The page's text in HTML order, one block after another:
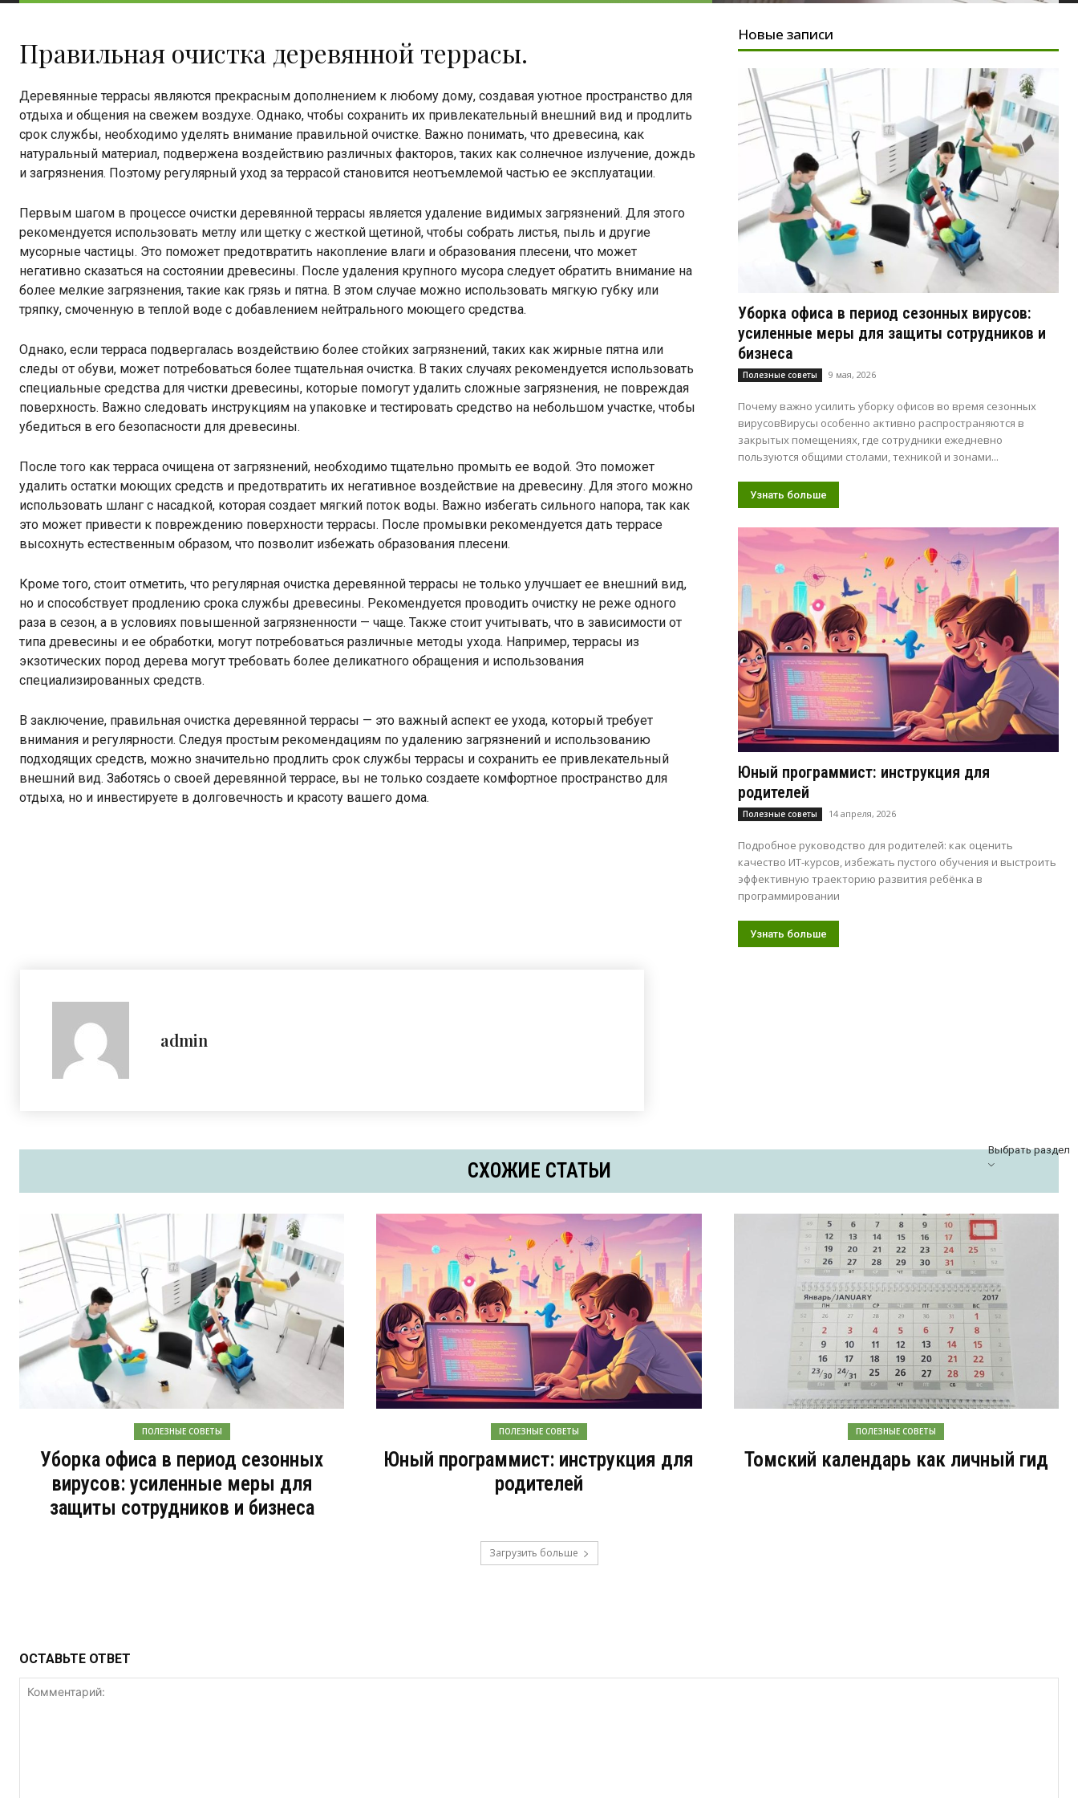
Правильная очистка деревянной террасы.
Деревянные террасы являются прекрасным дополнением к любому дому, создавая уютное пространство для
отдыха и общения на свежем воздухе. Однако, чтобы сохранить их привлекательный внешний вид и продлить
срок службы, необходимо уделять внимание правильной очистке. Важно понимать, что древесина, как
натуральный материал, подвержена воздействию различных факторов, таких как солнечное излучение, дождь
и загрязнения. Поэтому регулярный уход за террасой становится неотъемлемой частью ее эксплуатации.
Первым шагом в процессе очистки деревянной террасы является удаление видимых загрязнений. Для этого
рекомендуется использовать метлу или щетку с жесткой щетиной, чтобы собрать листья, пыль и другие
мусорные частицы. Это поможет предотвратить накопление влаги и образования плесени, что может
негативно сказаться на состоянии древесины. После удаления крупного мусора следует обратить внимание на
более мелкие загрязнения, такие как грязь и пятна. В этом случае можно использовать мягкую губку или
тряпку, смоченную в теплой воде с добавлением нейтрального моющего средства.
Однако, если терраса подвергалась воздействию более стойких загрязнений, таких как жирные пятна или
следы от обуви, может потребоваться более тщательная очистка. В таких случаях рекомендуется использовать
специальные средства для чистки древесины, которые помогут удалить сложные загрязнения, не повреждая
поверхность. Важно следовать инструкциям на упаковке и тестировать средство на небольшом участке, чтобы
убедиться в его безопасности для древесины.
После того как терраса очищена от загрязнений, необходимо тщательно промыть ее водой. Это поможет
удалить остатки моющих средств и предотвратить их негативное воздействие на древесину. Для этого можно
использовать шланг с насадкой, которая создает мягкий поток воды. Важно избегать сильного напора, так как
это может привести к повреждению поверхности террасы. После промывки рекомендуется дать террасе
высохнуть естественным образом, что позволит избежать образования плесени.
Кроме того, стоит отметить, что регулярная очистка деревянной террасы не только улучшает ее внешний вид,
но и способствует продлению срока службы древесины. Рекомендуется проводить очистку не реже одного
раза в сезон, а в условиях повышенной загрязненности — чаще. Также стоит учитывать, что в зависимости от
типа древесины и ее обработки, могут потребоваться различные методы ухода. Например, террасы из
экзотических пород дерева могут требовать более деликатного обращения и использования
специализированных средств.
В заключение, правильная очистка деревянной террасы — это важный аспект ее ухода, который требует
внимания и регулярности. Следуя простым рекомендациям по удалению загрязнений и использованию
подходящих средств, можно значительно продлить срок службы террасы и сохранить ее привлекательный
внешний вид. Заботясь о своей деревянной террасе, вы не только создаете комфортное пространство для
отдыха, но и инвестируете в долговечность и красоту вашего дома.
Новые записи
Уборка офиса в период сезонных вирусов:
усиленные меры для защиты сотрудников и
бизнеса
Полезные советы 9 мая, 2026
Почему важно усилить уборку офисов во время сезонных
вирусовВирусы особенно активно распространяются в
закрытых помещениях, где сотрудники ежедневно
пользуются общими столами, техникой и зонами...
Узнать больше
Юный программист: инструкция для
родителей
Полезные советы 14 апреля, 2026
Подробное руководство для родителей: как оценить
качество ИТ-курсов, избежать пустого обучения и выстроить
эффективную траекторию развития ребёнка в
программировании
Узнать больше
admin
СХОЖИЕ СТАТЬИ
Выбрать раздел
ПОЛЕЗНЫЕ СОВЕТЫ
Уборка офиса в период сезонных
вирусов: усиленные меры для
защиты сотрудников и бизнеса
ПОЛЕЗНЫЕ СОВЕТЫ
Юный программист: инструкция для
родителей
ПОЛЕЗНЫЕ СОВЕТЫ
Томский календарь как личный гид
Загрузить больше
ОСТАВЬТЕ ОТВЕТ